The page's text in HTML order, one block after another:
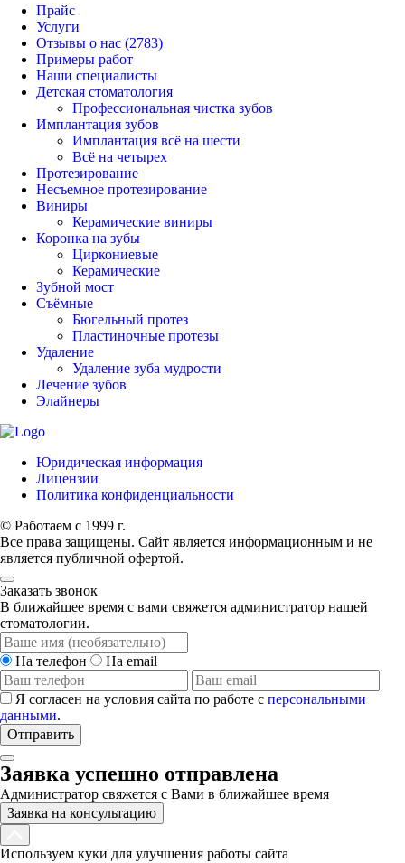
Прайс
Услуги
Отзывы о нас (2783)
Примеры работ
Наши специалисты
Детская стоматология
Профессиональная чистка зубов
Имплантация зубов
Имплантация всё на шести
Всё на четырех
Протезирование
Несъемное протезирование
Виниры
Керамические виниры
Коронка на зубы
Циркониевые
Керамические
Зубной мост
Съёмные
Бюгельный протез
Пластиночные протезы
Удаление
Удаление зуба мудрости
Лечение зубов
Элайнеры
Юридическая информация
Лицензии
Политика конфиденциальности
© Работаем с 1999 г.
Все права защищены. Сайт является информационным и не
является публичной офертой.
Заказать звонок
В ближайшее время с вами свяжется администратор нашей
стоматологии.
На телефон На email
Я согласен на условия сайта по работе с персональными
данными.
Отправить
Заявка успешно отправлена
Администратор свяжется с Вами в ближайшее время
Заявка на консультацию
Используем куки для улучшения работы сайта